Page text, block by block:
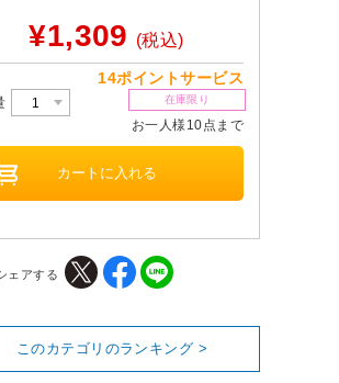
¥1,309 (税込)
14ポイントサービス
在庫限り
お一人様10点まで
ェアする
このカテゴリのランキング >